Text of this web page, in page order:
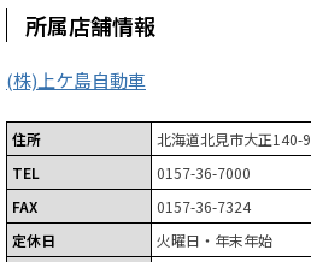
所属店舗情報
(株)上ケ島自動車
住所
北海道北見市大正140-9
TEL
0157-36-7000
FAX
0157-36-7324
定休日
火曜日・年末年始